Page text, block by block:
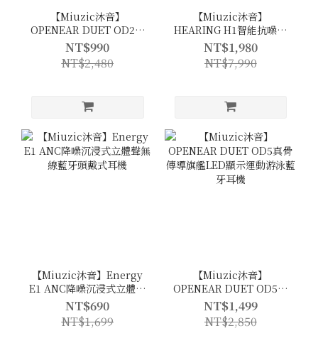
【Miuzic沐音】
OPENEAR DUET OD2全
景音效氣傳導運動藍牙耳
機
NT$990
NT$2,480
【Miuzic沐音】
HEARING H1智能抗噪輔
聽無線藍牙耳機
NT$1,980
NT$7,990
【Miuzic沐音】Energy
E1 ANC降噪沉浸式立體聲
無線藍牙頭戴式耳機
NT$690
NT$1,699
【Miuzic沐音】
OPENEAR DUET OD5真
骨傳導旗艦LED顯示運動
游泳藍牙耳機
NT$1,499
NT$2,850